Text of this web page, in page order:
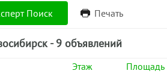
Поиск Печать
- 9 объявлений
Этаж Площадь